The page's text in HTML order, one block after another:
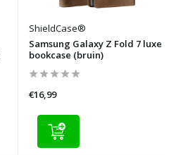
ShieldCase®
Samsung Galaxy Z Fold 7 luxe
bookcase (bruin)
€16,99